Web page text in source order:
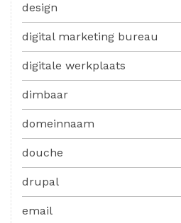
design
digital marketing bureau
digitale werkplaats
dimbaar
domeinnaam
douche
drupal
email